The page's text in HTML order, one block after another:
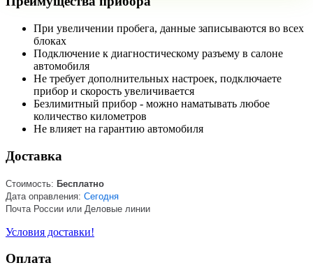
При увеличении пробега, данные записываются во всех
блоках
Подключение к диагностическому разъему в салоне
автомобиля
Не требует дополнительных настроек, подключаете
прибор и скорость увеличивается
Безлимитный прибор - можно наматывать любое
количество километров
Не влияет на гарантию автомобиля
Доставка
Стоимость: Бесплатно
Дата оправления: Сегодня
Почта России или Деловые линии
Условия доставки!
Оплата